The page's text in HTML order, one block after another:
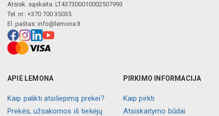
Atsisk. sąskaita: LT437300010002507993
Tel. nr.: +370 700 35035
El. paštas: info@lemona.lt
APIE LEMONA
Kaip palikti atsiliepimą prekei?
Prekės, užsakomos iš tiekėjų
PIRKIMO INFORMACIJA
Kaip pirkti
Atsiskaitymo būdai